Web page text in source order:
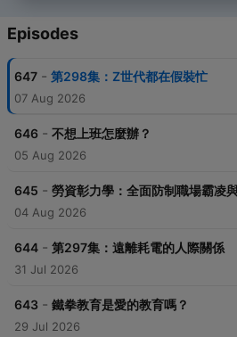
Episodes
647 - 第298集：Z世代都在假裝忙
07 Aug 2026
646 - 不想上班怎麼辦？
05 Aug 2026
645 - 勞資彰力學：全面防制職場霸凌
04 Aug 2026
644 - 第297集：遠離耗電的人際關係
31 Jul 2026
643 - 鐵拳教育是愛的教育嗎？
29 Jul 2026